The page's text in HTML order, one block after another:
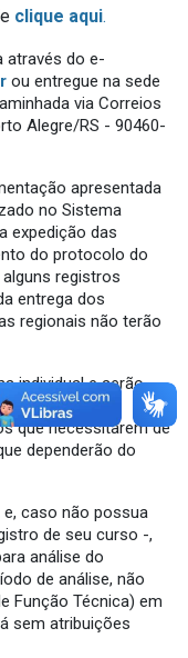
clique aqui.
através do e-
ou entregue na sede
via Correios
Alegre/RS - 90460-
apresentada
no Sistema
expedição das
do protocolo do
registros
entrega dos
regionais não terão
individual e serão
sem
que necessitarem de
dependerão do
e, caso não possua
de seu curso -,
análise do
de análise, não
Função Técnica) em
sem atribuições